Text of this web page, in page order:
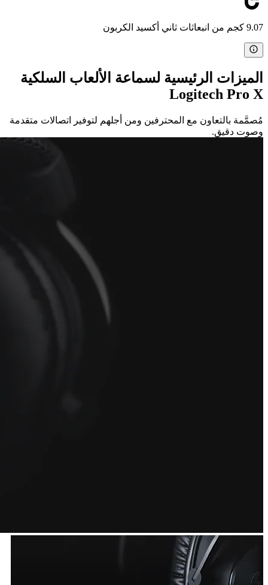
9.07 كجم من انبعاثات ثاني أكسيد الكربون
الميزات الرئيسية لسماعة الألعاب السلكية
Logitech Pro X
مُصمَّمة بالتعاون مع المحترفين ومن أجلهم لتوفير اتصالات متقدمة
وصوت دقيق.